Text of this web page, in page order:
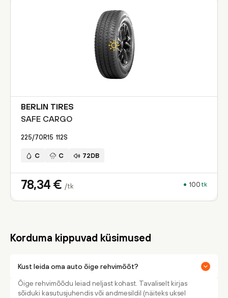
BERLIN TIRES
SAFE CARGO
225/70R15 112S
C C 72DB
78,34 € /tk 100 tk
Korduma kippuvad küsimused
Kust leida oma auto õige rehvimõõt?
Õige rehvimõõdu leiad neljast kohast. Tavaliselt kirjas
sõiduki kasutusjuhendis või andmesildil (näiteks uksel